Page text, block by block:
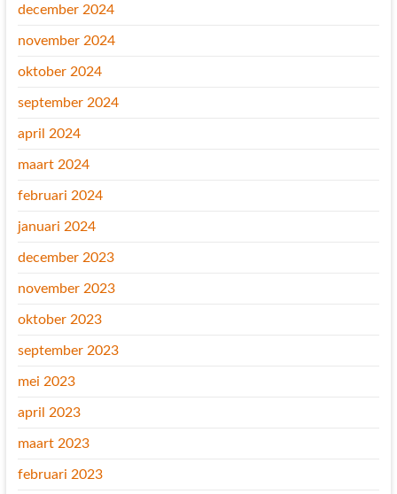
december 2024
november 2024
oktober 2024
september 2024
april 2024
maart 2024
februari 2024
januari 2024
december 2023
november 2023
oktober 2023
september 2023
mei 2023
april 2023
maart 2023
februari 2023